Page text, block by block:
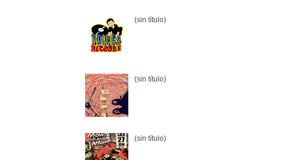
(sin título)
(sin título)
(sin título)